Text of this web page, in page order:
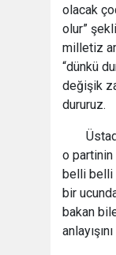
olacak
olur”
milletiz
“dünkü
değişik
dururuz.
o
belli belli
bir
bakan